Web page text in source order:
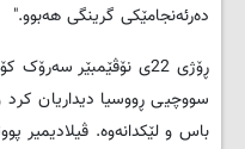
ده‌رئه‌نجامێکی گرینگی هه‌بوو."
ڕۆژی 22ی نۆڤێمبێر
سووچیی ڕووسیا دیداریان کرد
باس و لێکدانه‌وه‌. ڤیلادیمیر